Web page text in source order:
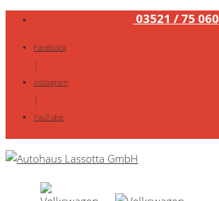
03521 / 75 060
Facebook
|
Instagram
|
YouTube